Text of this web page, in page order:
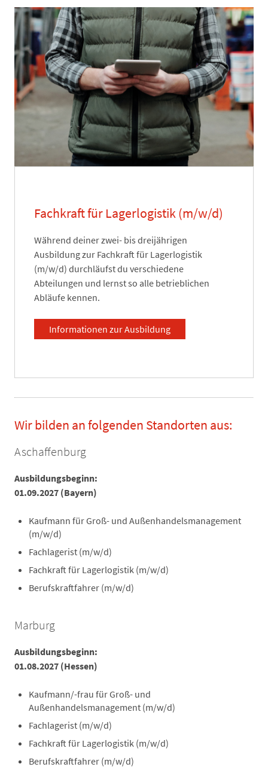
Fachkraft für Lagerlogistik (m/w/d)
Während deiner zwei- bis dreijährigen
Ausbildung zur Fachkraft für Lagerlogistik
(m/w/d) durchläufst du verschiedene
Abteilungen und lernst so alle betrieblichen
Abläufe kennen.
Informationen zur Ausbildung
Wir bilden an folgenden Standorten aus:
Aschaffenburg
Ausbildungsbeginn:
01.09.2027 (Bayern)
Kaufmann für Groß- und Außenhandelsmanagement
(m/w/d)
Fachlagerist (m/w/d)
Fachkraft für Lagerlogistik (m/w/d)
Berufskraftfahrer (m/w/d)
Marburg
Ausbildungsbeginn:
01.08.2027 (Hessen)
Kaufmann/-frau für Groß- und
Außenhandelsmanagement (m/w/d)
Fachlagerist (m/w/d)
Fachkraft für Lagerlogistik (m/w/d)
Berufskraftfahrer (m/w/d)